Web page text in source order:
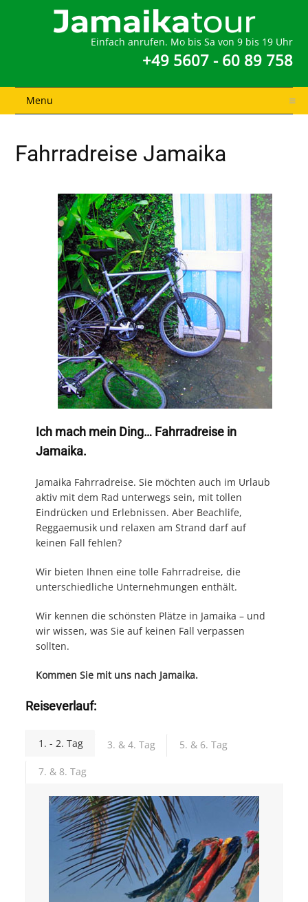
Einfach anrufen. Mo bis Sa von 9 bis 19 Uhr
+49 5607 - 60 89 758
Menu
Fahrradreise Jamaika
Ich mach mein Ding… Fahrradreise in
Jamaika.
Jamaika Fahrradreise. Sie möchten auch im Urlaub
aktiv mit dem Rad unterwegs sein, mit tollen
Eindrücken und Erlebnissen. Aber Beachlife,
Reggaemusik und relaxen am Strand darf auf
keinen Fall fehlen?
Wir bieten Ihnen eine tolle Fahrradreise, die
unterschiedliche Unternehmungen enthält.
Wir kennen die schönsten Plätze in Jamaika – und
wir wissen, was Sie auf keinen Fall verpassen
sollten.
Kommen Sie mit uns nach Jamaika.
Reiseverlauf:
1. - 2. Tag 3. & 4. Tag 5. & 6. Tag
7. & 8. Tag